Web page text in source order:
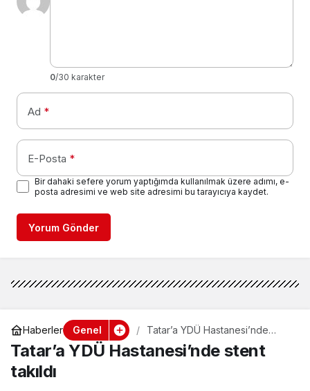
0/30 karakter
Ad *
E-Posta *
Bir dahaki sefere yorum yaptığımda kullanılmak üzere adımı, e-
posta adresimi ve web site adresimi bu tarayıcıya kaydet.
Yorum Gönder
Haberler Genel
Tatar’a YDÜ Hastanesi’nde
stent takıldı
Tatar’a YDÜ Hastanesi’nde stent
takıldı